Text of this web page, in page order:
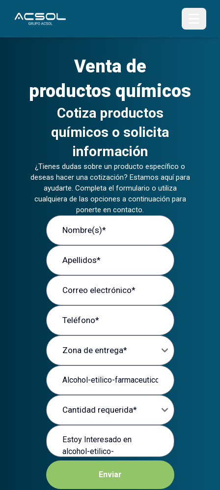
Venta de
productos químicos
Cotiza productos
químicos o solicita
información
¿Tienes dudas sobre un producto específico o
deseas hacer una cotización? Estamos aquí para
ayudarte. Completa el formulario o utiliza
cualquiera de las opciones a continuación para
ponerte en contacto.
Nombre (s)
Apellidos
Correo electrónico
Teléfono
Zona de entrega
Producto de interés
Cantidad requerida
Mensaje
Enviar